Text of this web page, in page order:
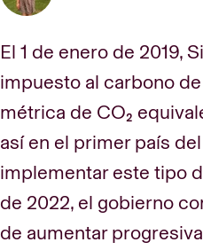
El 1 de enero de 2019,
impuesto al carbono
métrica de CO₂
así en el primer país
implementar este tipo
de 2022, el gobierno
de aumentar